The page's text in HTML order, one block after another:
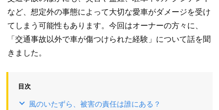
など、想定外の事態によって大切な愛車がダメージを受け
てしまう可能性もあります。今回はオーナーの方々に、
「交通事故以外で車が傷つけられた経験」について話を聞
きました。
目次
風のいたずら、被害の責任は誰にある？